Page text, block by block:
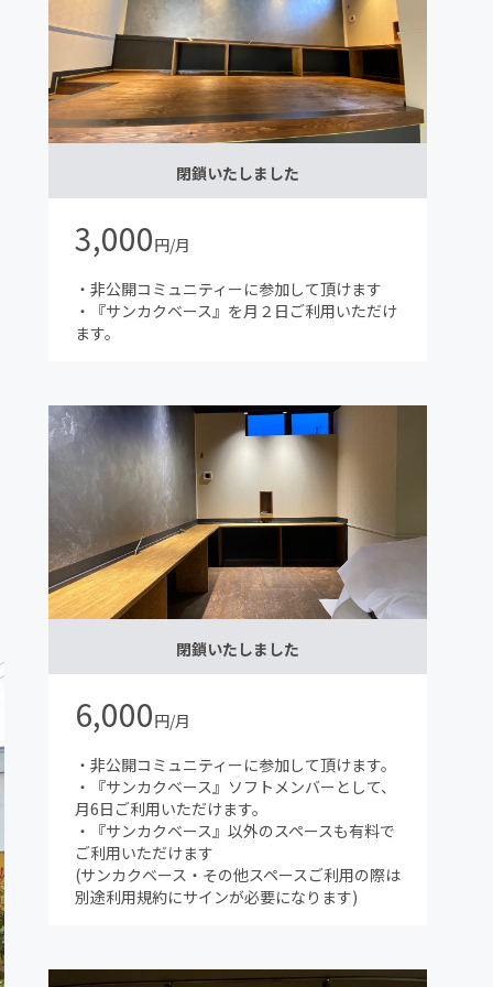
閉鎖いたしました
3,000円/月
・非公開コミュニティーに参加して頂けます
・『サンカクベース』を月２日ご利用いただけ
ます。
閉鎖いたしました
6,000円/月
・非公開コミュニティーに参加して頂けます。
・『サンカクベース』ソフトメンバーとして、
月6日ご利用いただけます。
・『サンカクベース』以外のスペースも有料で
ご利用いただけます
(サンカクベース・その他スペースご利用の際は
別途利用規約にサインが必要になります)